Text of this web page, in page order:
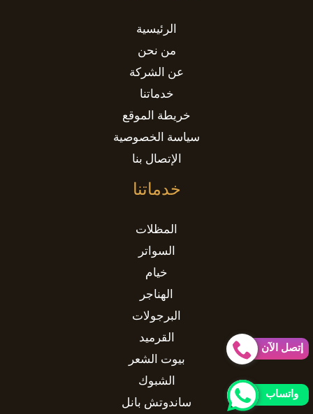
الرئيسية
من نحن
عن الشركة
خدماتنا
خريطة الموقع
سياسة الخصوصية
الإتصال بنا
خدماتنا
المظلات
السواتر
خيام
الهناجر
البرجولات
القرميد
بيوت الشعر
الشبوك
ساندوتش بانل
إتصل الآن
واتساب